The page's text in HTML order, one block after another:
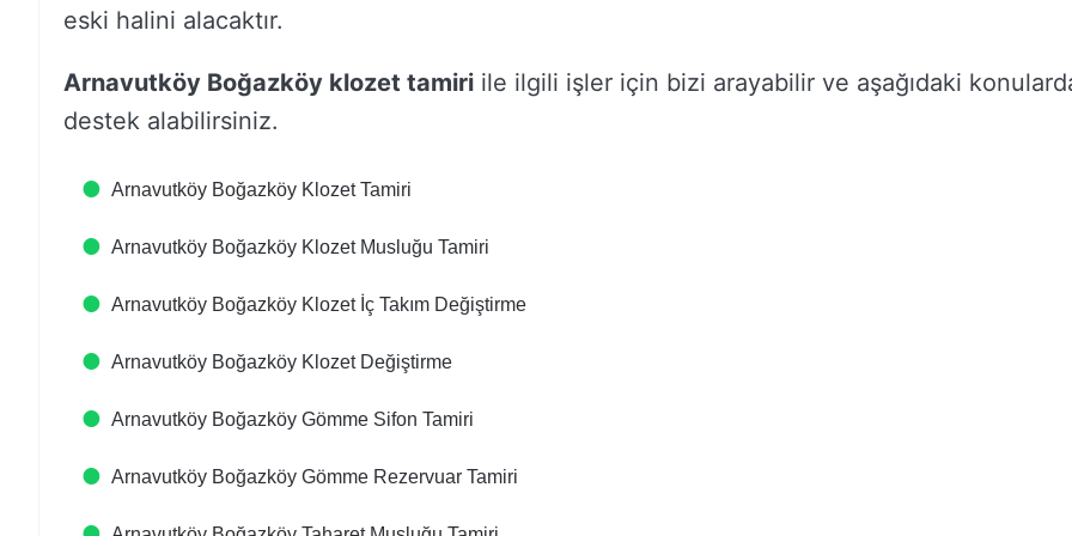
eski halini alacaktır.
Arnavutköy Boğazköy klozet tamiri ile ilgili işler için bizi arayabilir ve aşağıdaki
destek alabilirsiniz.
Arnavutköy Boğazköy Klozet Tamiri
Arnavutköy Boğazköy Klozet Musluğu Tamiri
Arnavutköy Boğazköy Klozet İç Takım Değiştirme
Arnavutköy Boğazköy Klozet Değiştirme
Arnavutköy Boğazköy Gömme Sifon Tamiri
Arnavutköy Boğazköy Gömme Rezervuar Tamiri